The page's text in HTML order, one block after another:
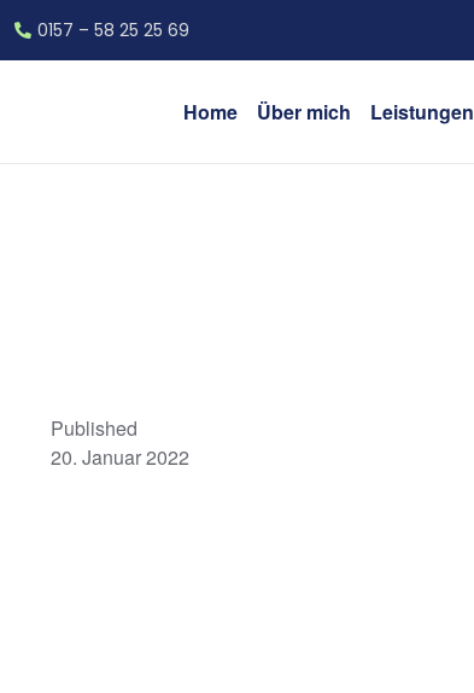
0157 – 58 25 25 69
Home Über mich Leistungen
Published
20. Januar 2022